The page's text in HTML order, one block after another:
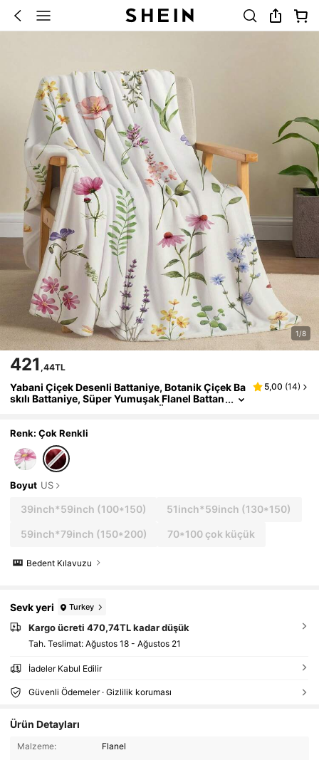
1/8
421 ,44TL
Yabani Çiçek Desenli Battaniye, Botanik Çiçek Ba
skılı Battaniye, Süper Yumuşak Flanel Battan
iye, Hafif, Kabarık, Peluş Yatak Örtüsü, Yatak
5,00 (14)
Renk: Çok Renkli
Boyut US
39inch*59inch (100*150) 51inch*59inch (130*150)
59inch*79inch (150*200) 70*100 çok küçük
Bedent Kılavuzu
Sevk yeri Turkey
Kargo ücreti 470,74TL kadar düşük
Tah. Teslimat: Ağustos 18 - Ağustos 21
İadeler Kabul Edilir
Güvenli Ödemeler · Gizlilik koruması
Ürün Detayları
Malzeme:
Flanel